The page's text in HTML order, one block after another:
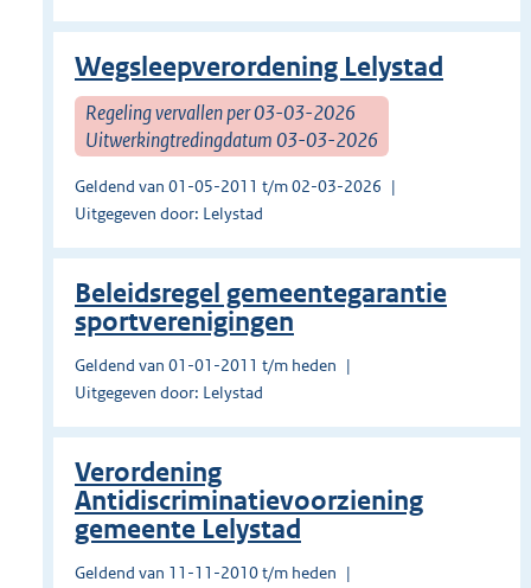
Wegsleepverordening Lelystad
Regeling vervallen per 03-03-2026
Uitwerkingtredingdatum 03-03-2026
Geldend van 01-05-2011 t/m 02-03-2026
Uitgegeven door: Lelystad
Beleidsregel gemeentegarantie
sportverenigingen
Geldend van 01-01-2011 t/m heden
Uitgegeven door: Lelystad
Verordening
Antidiscriminatievoorziening
gemeente Lelystad
Geldend van 11-11-2010 t/m heden